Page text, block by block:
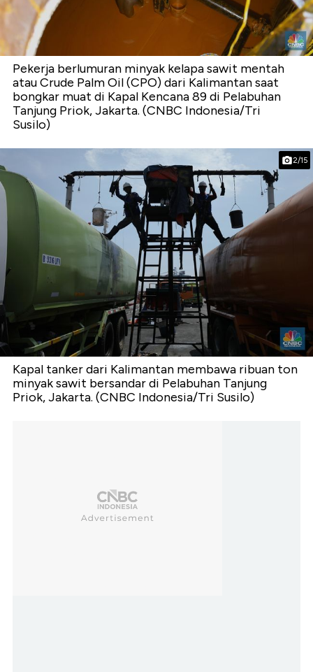
Pekerja berlumuran minyak kelapa sawit mentah
atau Crude Palm Oil (CPO) dari Kalimantan saat
bongkar muat di Kapal Kencana 89 di Pelabuhan
Tanjung Priok, Jakarta. (CNBC Indonesia/Tri
Susilo)
2/15
Kapal tanker dari Kalimantan membawa ribuan ton
minyak sawit bersandar di Pelabuhan Tanjung
Priok, Jakarta. (CNBC Indonesia/Tri Susilo)